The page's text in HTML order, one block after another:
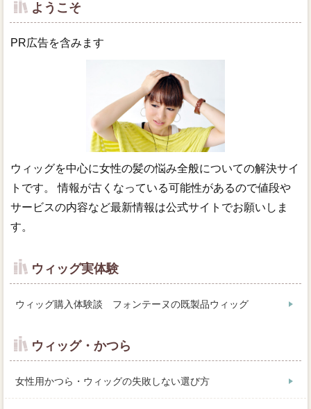
ようこそ
PR広告を含みます
ウィッグを中心に女性の髪の悩み全般についての解決サイ
トです。 情報が古くなっている可能性があるので値段や
サービスの内容など最新情報は公式サイトでお願いしま
す。
ウィッグ実体験
ウィッグ購入体験談 フォンテーヌの既製品ウィッグ
ウィッグ・かつら
女性用かつら・ウィッグの失敗しない選び方